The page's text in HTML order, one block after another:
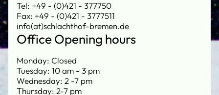
Tel: +49 - (0)421 - 377750
Fax: +49 - (0)421 - 3777511
info(at)schlachthof-bremen.de
Office Opening hours
Monday: Closed
Tuesday: 10 am - 3 pm
Wednesday: 2 -7 pm
Thursday: 2-7 pm